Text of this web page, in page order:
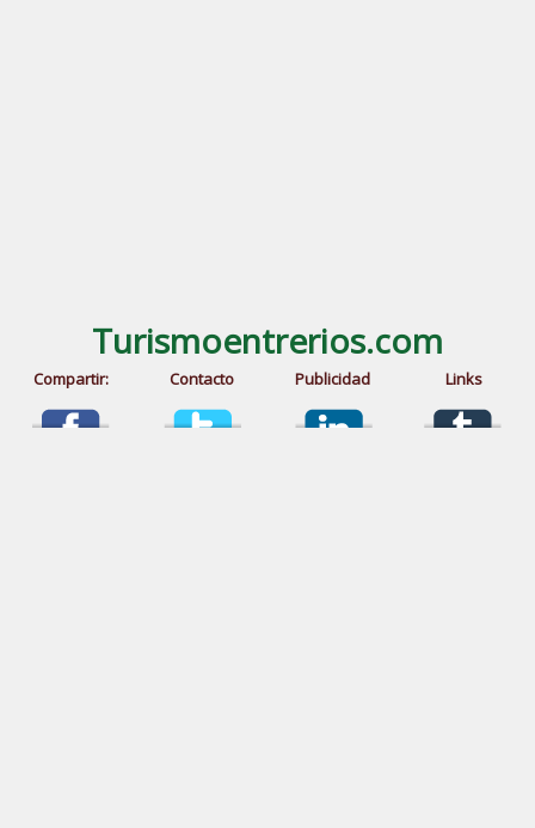
Turismoentrerios.com
Compartir: Contacto Publicidad Links